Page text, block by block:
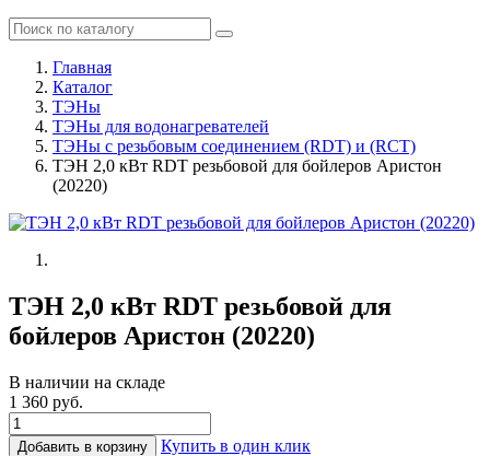
Главная
Каталог
ТЭНы
ТЭНы для водонагревателей
ТЭНы с резьбовым соединением (RDT) и (RCT)
ТЭН 2,0 кВт RDT резьбовой для бойлеров Аристон
(20220)
ТЭН 2,0 кВт RDT резьбовой для
бойлеров Аристон (20220)
В наличии на складе
1 360 руб.
Добавить в корзину
Купить в один клик